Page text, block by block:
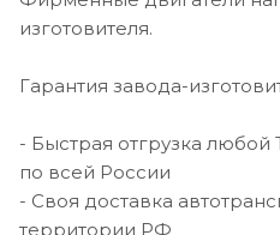
изготовителя.
Гарантия завода-
- Быстрая отгрузка
по всей России
- Своя доставка
территории РФ